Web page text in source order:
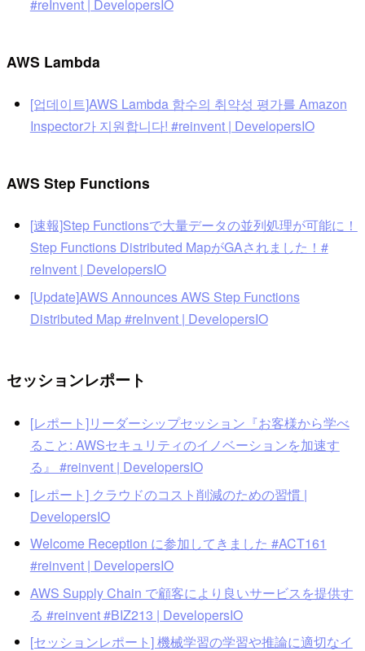
#reInvent | DevelopersIO
AWS Lambda
[업데이트]AWS Lambda 함수의 취약성 평가를 Amazon
Inspector가 지원합니다! #reinvent | DevelopersIO
AWS Step Functions
[速報]Step Functionsで大量データの並列処理が可能に！
Step Functions Distributed MapがGAされました！#
reInvent | DevelopersIO
[Update]AWS Announces AWS Step Functions
Distributed Map #reInvent | DevelopersIO
セッションレポート
[レポート]リーダーシップセッション『お客様から学べ
ること: AWSセキュリティのイノベーションを加速す
る』 #reinvent | DevelopersIO
[レポート] クラウドのコスト削減のための習慣 |
DevelopersIO
Welcome Reception に参加してきました #ACT161
#reinvent | DevelopersIO
AWS Supply Chain で顧客により良いサービスを提供す
る #reinvent #BIZ213 | DevelopersIO
[セッションレポート] 機械学習の学習や推論に適切なイ